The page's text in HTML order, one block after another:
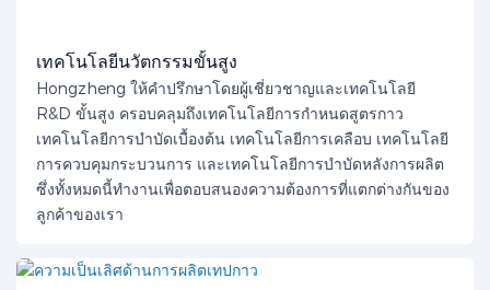
เทคโนโลยีนวัตกรรมขั้นสูง
Hongzheng ให้คำปรึกษาโดยผู้เชี่ยวชาญและเทคโนโลยี
R&D ขั้นสูง ครอบคลุมถึงเทคโนโลยีการกำหนดสูตรกาว
เทคโนโลยีการบำบัดเบื้องต้น เทคโนโลยีการเคลือบ เทคโนโลยี
การควบคุมกระบวนการ และเทคโนโลยีการบำบัดหลังการผลิต
ซึ่งทั้งหมดนี้ทำงานเพื่อตอบสนองความต้องการที่แตกต่างกันของ
ลูกค้าของเรา